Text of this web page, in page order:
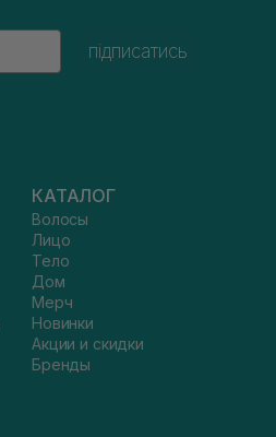
підписатись
КАТАЛОГ
Волосы
Лицо
Тело
Дом
Мерч
Новинки
Акции и скидки
Бренды